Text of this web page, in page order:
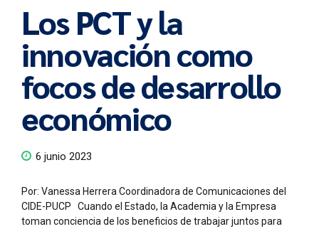
Los PCT y la
innovación como
focos de desarrollo
económico
6 junio 2023
Por: Vanessa Herrera Coordinadora de Comunicaciones del
CIDE-PUCP Cuando el Estado, la Academia y la Empresa
toman conciencia de los beneficios de trabajar juntos para